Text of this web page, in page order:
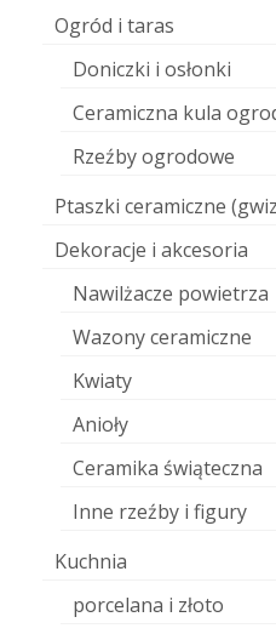
Ogród i taras
Doniczki i osłonki
Ceramiczna kula
Rzeźby ogrodowe
Ptaszki ceramiczne
Dekoracje i akcesoria
Nawilżacze powietrza
Wazony ceramiczne
Kwiaty
Anioły
Ceramika świąteczna
Inne rzeźby i figury
Kuchnia
porcelana i złoto